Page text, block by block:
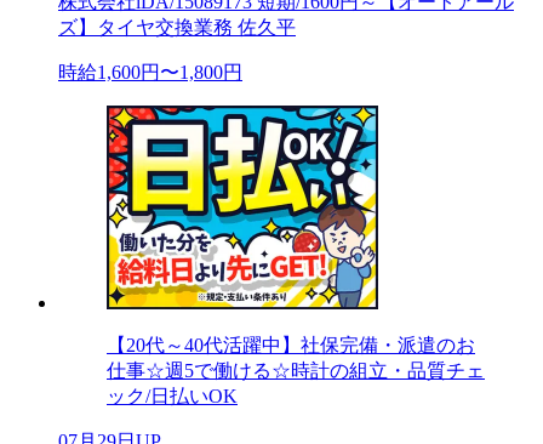
ズ】タイヤ交換業務 佐久平
時給1,600円〜1,800円
【20代～40代活躍中】社保完備・派遣のお
仕事☆週5で働ける☆時計の組立・品質チェ
ック/日払いOK